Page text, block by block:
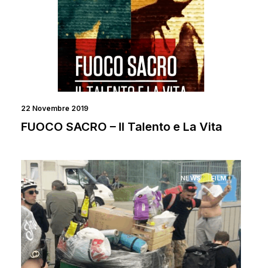
22 Novembre 2019
FUOCO SACRO – Il Talento e La Vita
NEWS FILM